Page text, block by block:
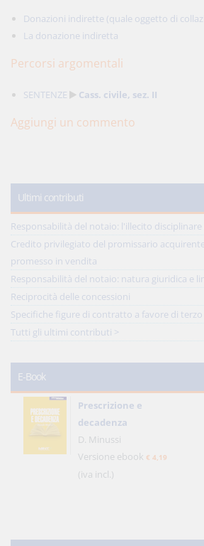
Donazioni indirette (quale oggetto di
La donazione indiretta
Percorsi argomentali
SENTENZE Cass. civile, sez. II
Aggiungi un commento
Ultimi contributi
Responsabilità del notaio: l'illecito
Credito privilegiato del promissario
promesso in vendita
Responsabilità del notaio: natura giuridica e
Reciprocità delle concessioni
Specifiche figure di contratto a favore di terzo
Tutti gli ultimi contributi >
E-Book
Prescrizione e
decadenza
D. Minussi
Versione ebook € 4,19
(iva incl.)